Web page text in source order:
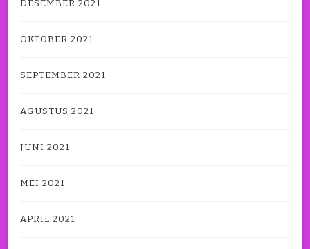
DESEMBER 2021
OKTOBER 2021
SEPTEMBER 2021
AGUSTUS 2021
JUNI 2021
MEI 2021
APRIL 2021